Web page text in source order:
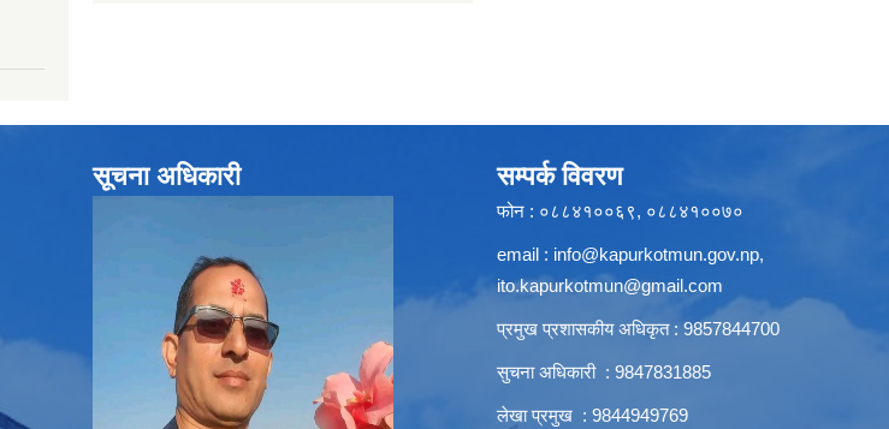
सूचना अधिकारी सम्पर्क विवरण
फोन : ०८८४१००६९, ०८८४१००७०
email : info@kapurkotmun.gov.np,
ito.kapurkotmun@gmail.com
प्रमुख प्रशासकीय अधिकृत : 9857844700
सुचना अधिकारी : 9847831885
लेखा प्रमुख : 9844949769